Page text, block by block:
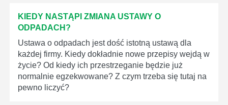
KIEDY NASTĄPI ZMIANA USTAWY O
ODPADACH?
Ustawa o odpadach jest dość istotną ustawą dla
każdej firmy. Kiedy dokładnie nowe przepisy wejdą w
życie? Od kiedy ich przestrzeganie będzie już
normalnie egzekwowane? Z czym trzeba się tutaj na
pewno liczyć?